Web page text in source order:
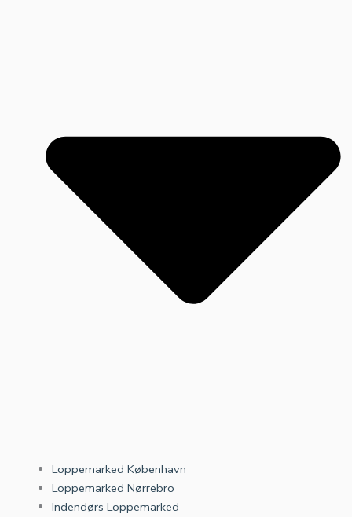
Loppemarked København
Loppemarked Nørrebro
Indendørs Loppemarked